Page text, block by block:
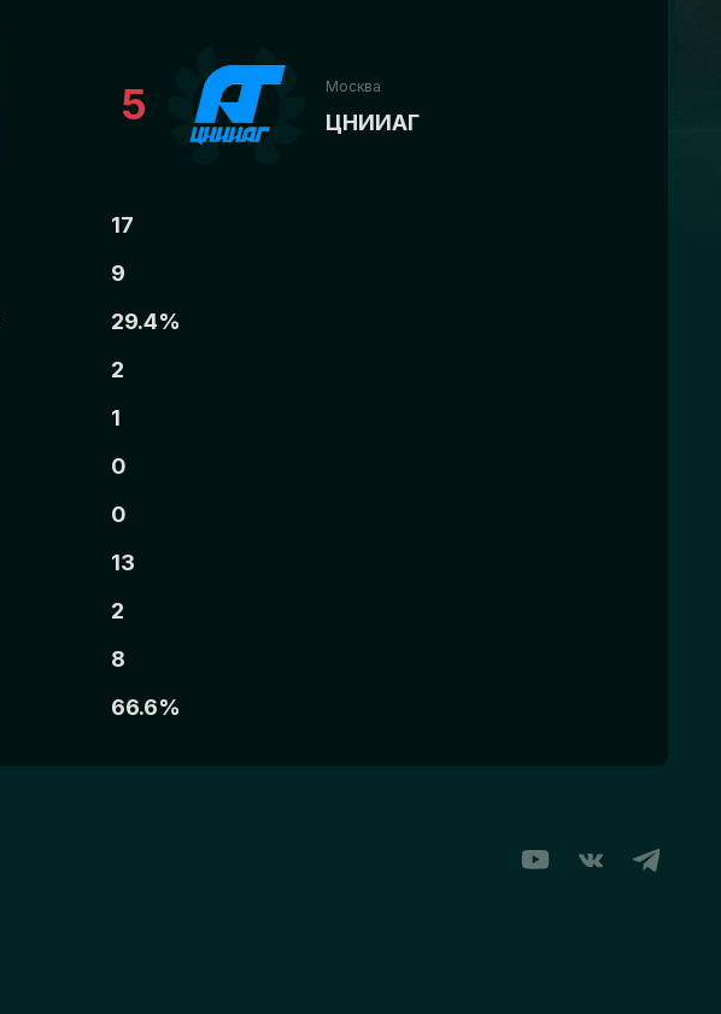
Москва
ЦНИИАГ
5
17
9
29.4%
2
1
0
0
13
2
8
66.6%